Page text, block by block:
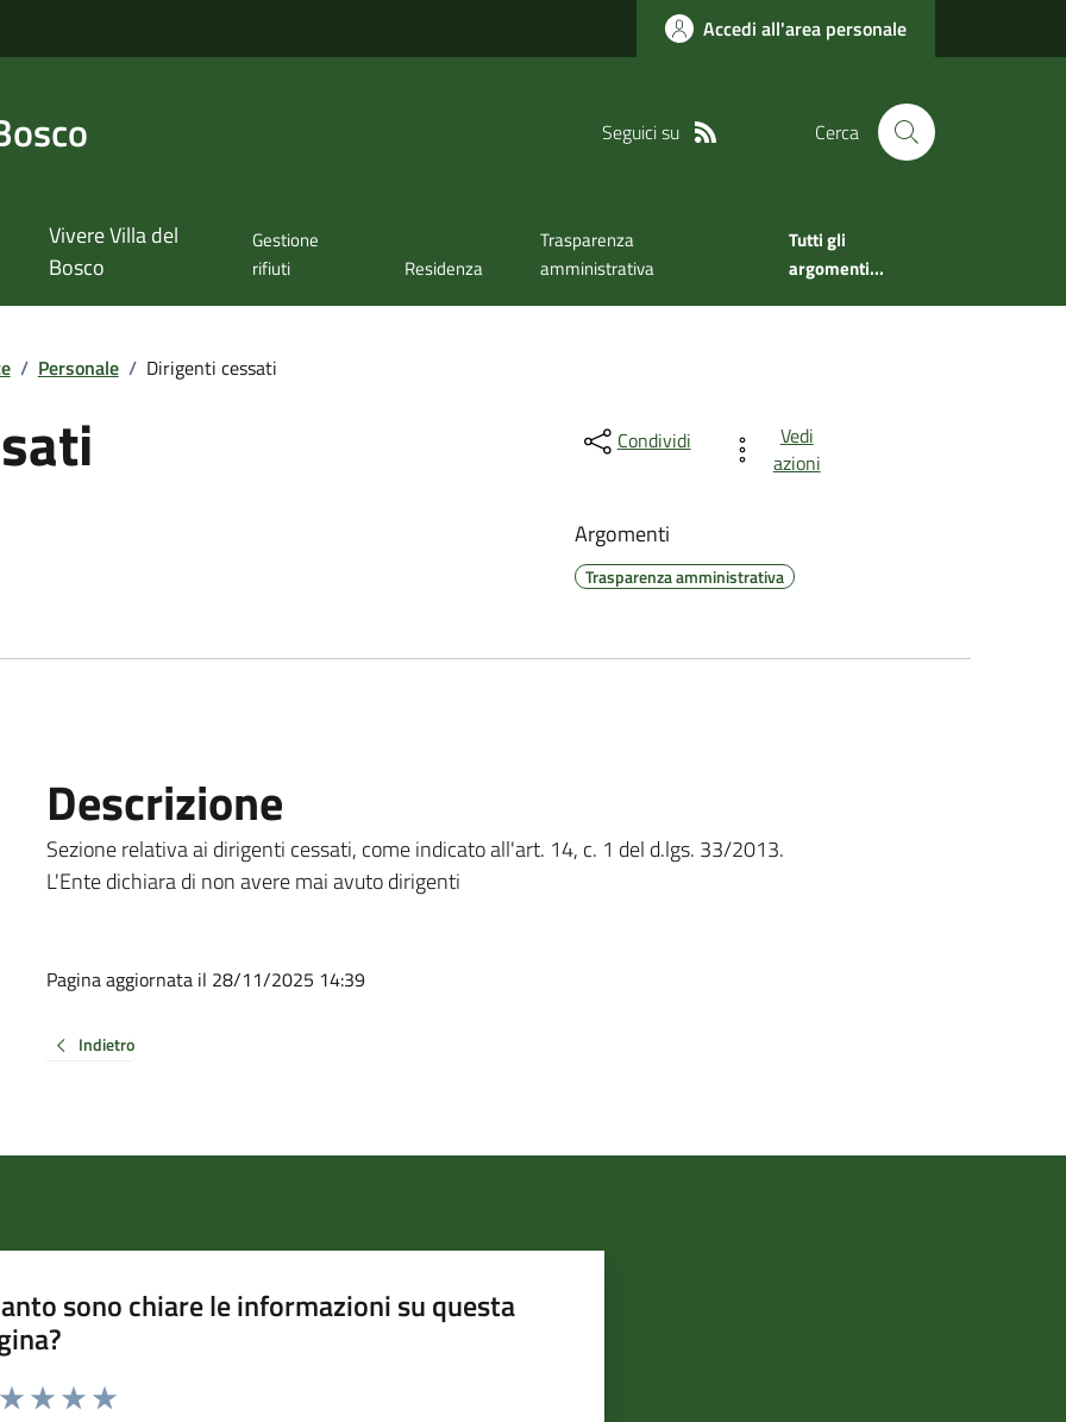
Accedi all'area personale
Seguici su Cerca
Vivere Villa del
Bosco
Gestione
rifiuti
Residenza
Trasparenza
amministrativa
Tutti gli
argomenti...
/ Personale / Dirigenti cessati
Condividi
Vedi
azioni
Argomenti
Trasparenza amministrativa
Descrizione
Sezione relativa ai dirigenti cessati, come indicato all'art. 14, c. 1 del d.lgs. 33/2013.
L'Ente dichiara di non avere mai avuto dirigenti
Pagina aggiornata il 28/11/2025 14:39
Indietro
sono chiare le informazioni su questa
da 1 a 5 stelle la pagina